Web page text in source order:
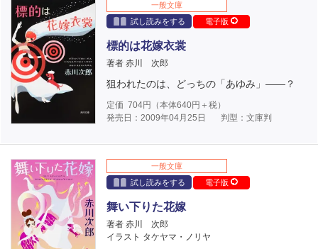
一般文庫
試し読みをする
電子版
標的は花嫁衣裳
著者 赤川 次郎
狙われたのは、どっちの「あゆみ」――？
定価 704円（本体640円＋税）
発売日：2009年04月25日
判型：文庫判
一般文庫
試し読みをする
電子版
舞い下りた花嫁
著者 赤川 次郎
イラスト タケヤマ・ノリヤ